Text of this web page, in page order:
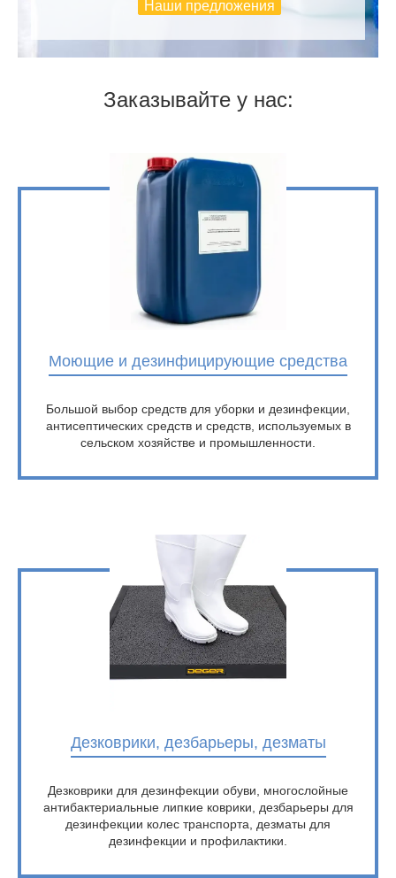
Наши предложения
Заказывайте у нас:
Моющие и дезинфицирующие средства
Большой выбор средств для уборки и дезинфекции,
антисептических средств и средств, используемых в
сельском хозяйстве и промышленности.
Дезковрики, дезбарьеры, дезматы
Дезковрики для дезинфекции обуви, многослойные
антибактериальные липкие коврики, дезбарьеры для
дезинфекции колес транспорта, дезматы для
дезинфекции и профилактики.